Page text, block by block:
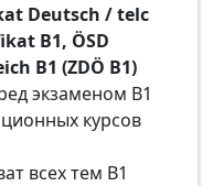
Deutsch / telc
B1, ÖSD
B1 (ZDÖ B1)
экзаменом B1
курсов
всех тем B1